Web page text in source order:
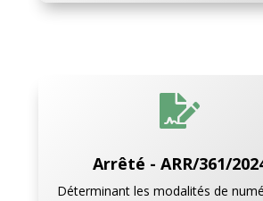

Arrêté - ARR/361/
Déterminant les modalités de